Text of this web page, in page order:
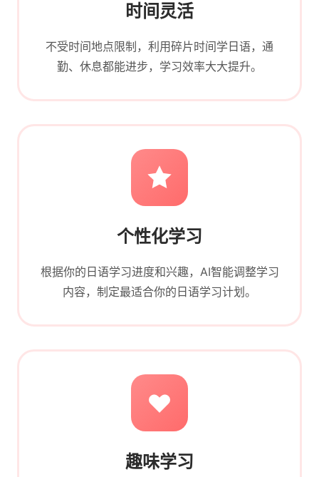
时间灵活
不受时间地点限制，利用碎片时间学日语，通
勤、休息都能进步，学习效率大大提升。
个性化学习
根据你的日语学习进度和兴趣，AI智能调整学习
内容，制定最适合你的日语学习计划。
趣味学习